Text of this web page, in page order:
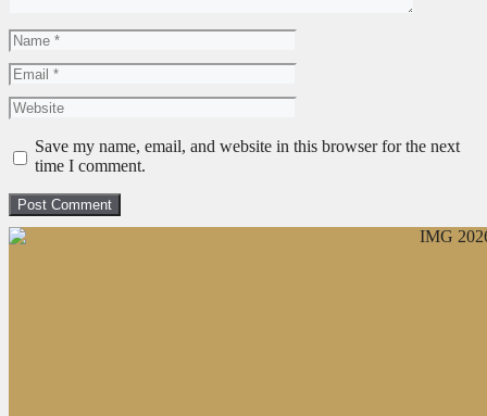
Name
Email
Website
Save my name, email, and website in this browser for the next
time I comment.